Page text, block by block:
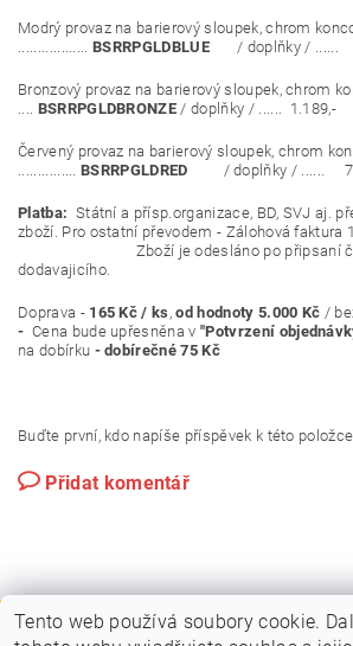
Modrý provaz na barierový sloupek, chrom
..................BSRRPGLDBLUE / doplňky / ......
Bronzový provaz na barierový sloupek, chrom
.... BSRRPGLDBRONZE / doplňky / ...... 1.189,-
Červený provaz na barierový sloupek, chrom
...............BSRRPGLDRED / doplňky / ......
Platba: Státní a přísp.organizace, BD, SVJ aj.
zboží. Pro ostatní převodem - Zálohová
Zboží je odesláno po připsaní
dodavajicího.
Doprava - 165 Kč / ks , od hodnoty 5.000 Kč /
- Cena bude upřesněna v "Potvrzení
na dobírku - dobírečné 75 Kč
Buďte první, kdo napíše příspěvek k této
Přidat komentář
Tento web používá soubory cookie.